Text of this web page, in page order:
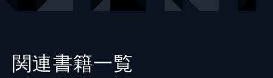
関連書籍一覧